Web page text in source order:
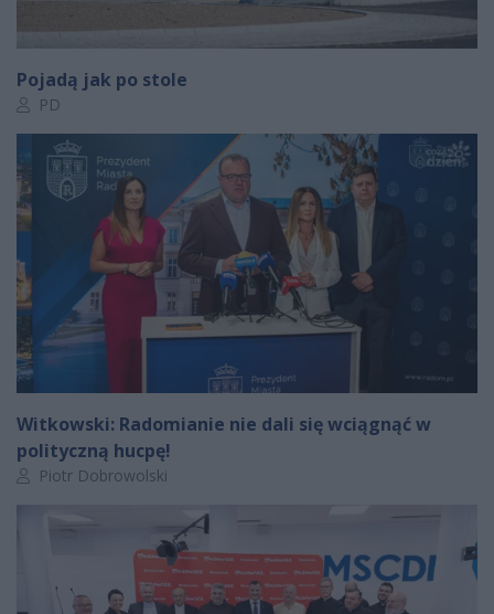
Pojadą jak po stole
Autor artykułu:
PD
Witkowski: Radomianie nie dali się wciągnąć w
polityczną hucpę!
Autor artykułu:
Piotr Dobrowolski